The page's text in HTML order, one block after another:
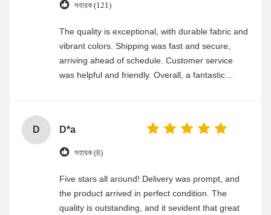
সহায়ক (121)
The quality is exceptional, with durable fabric and
vibrant colors. Shipping was fast and secure,
arriving ahead of schedule. Customer service
was helpful and friendly. Overall, a fantastic
D D*a
সহায়ক (8)
Five stars all around! Delivery was prompt, and
the product arrived in perfect condition. The
quality is outstanding, and it sevident that great